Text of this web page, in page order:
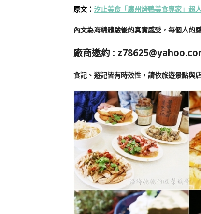
原文： 汐止美食「廣州烤鴨美食專家」超
內文為海綿體驗後的真實感受，每個人的
廠商邀約 :
食記、遊記皆有時效性，請依旅遊景點與